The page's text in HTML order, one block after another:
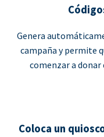
Genera
campaña y permite
comenzar a
Coloca un